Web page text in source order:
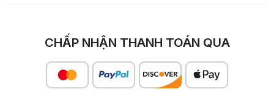
CHẤP NHẬN THANH TOÁN QUA